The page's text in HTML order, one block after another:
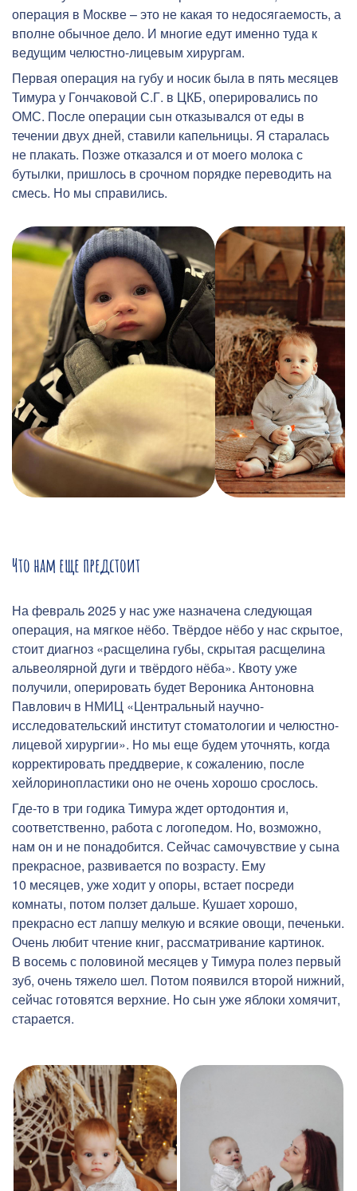
операция в Москве – это не какая то недосягаемость, а
вполне обычное дело. И многие едут именно туда к
ведущим челюстно-лицевым хирургам.
Первая операция на губу и носик была в пять месяцев
Тимура у Гончаковой С.Г. в ЦКБ, оперировались по
ОМС. После операции сын отказывался от еды в
течении двух дней, ставили капельницы. Я старалась
не плакать. Позже отказался и от моего молока с
бутылки, пришлось в срочном порядке переводить на
смесь. Но мы справились.
Что нам еще предстоит
На февраль 2025 у нас уже назначена следующая
операция, на мягкое нёбо. Твёрдое нёбо у нас скрытое,
стоит диагноз «расщелина губы, скрытая расщелина
альвеолярной дуги и твёрдого нёба». Квоту уже
получили, оперировать будет Вероника Антоновна
Павлович в НМИЦ «Центральный научно-
исследовательский институт стоматологии и челюстно-
лицевой хирургии». Но мы еще будем уточнять, когда
корректировать преддверие, к сожалению, после
хейлоринопластики оно не очень хорошо срослось.
Где-то в три годика Тимура ждет ортодонтия и,
соответственно, работа с логопедом. Но, возможно,
нам он и не понадобится. Сейчас самочувствие у сына
прекрасное, развивается по возрасту. Ему
10 месяцев, уже ходит у опоры, встает посреди
комнаты, потом ползет дальше. Кушает хорошо,
прекрасно ест лапшу мелкую и всякие овощи, печеньки.
Очень любит чтение книг, рассматривание картинок.
В восемь с половиной месяцев у Тимура полез первый
зуб, очень тяжело шел. Потом появился второй нижний,
сейчас готовятся верхние. Но сын уже яблоки хомячит,
старается.